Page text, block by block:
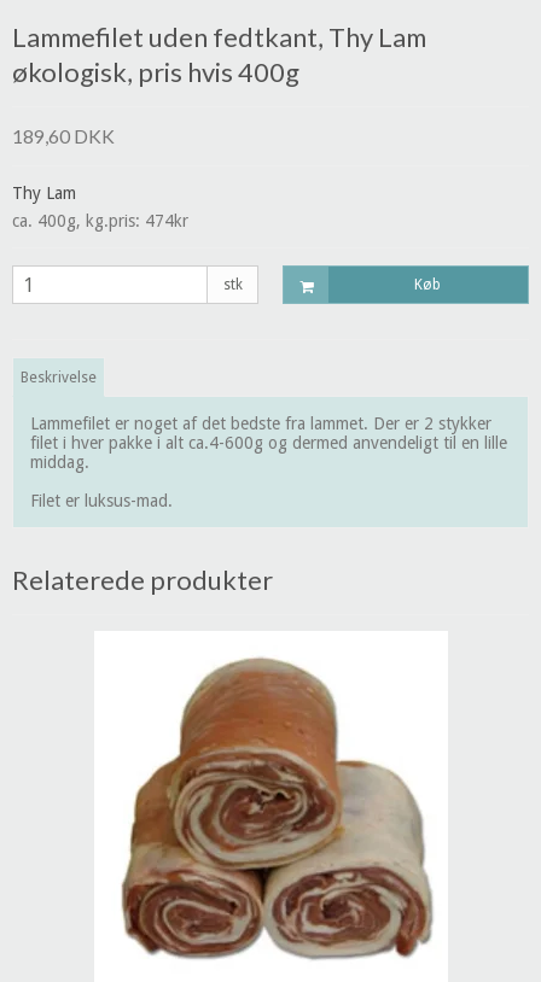
Lammefilet uden fedtkant, Thy Lam
økologisk, pris hvis 400g
189,60 DKK
Thy Lam
ca. 400g, kg.pris: 474kr
stk Køb
Beskrivelse
Lammefilet er noget af det bedste fra lammet. Der er 2 stykker
filet i hver pakke i alt ca.4-600g og dermed anvendeligt til en lille
middag.
Filet er luksus-mad.
Relaterede produkter